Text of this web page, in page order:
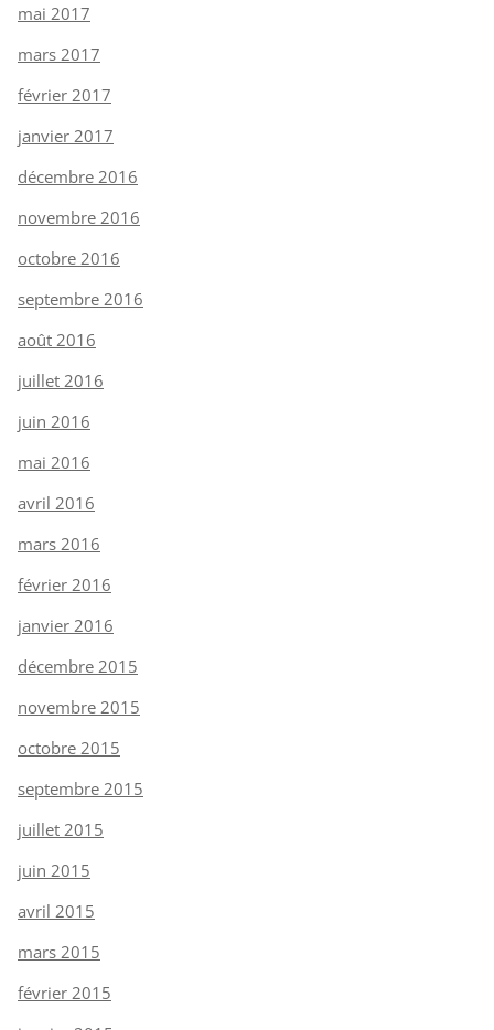
mai 2017
mars 2017
février 2017
janvier 2017
décembre 2016
novembre 2016
octobre 2016
septembre 2016
août 2016
juillet 2016
juin 2016
mai 2016
avril 2016
mars 2016
février 2016
janvier 2016
décembre 2015
novembre 2015
octobre 2015
septembre 2015
juillet 2015
juin 2015
avril 2015
mars 2015
février 2015